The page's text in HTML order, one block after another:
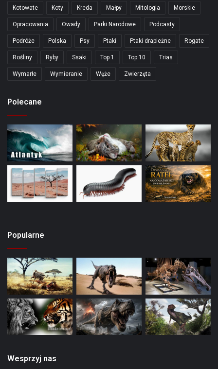
Kotowate Koty Kreda Małpy Mitologia Morskie
Opracowania Owady Parki Narodowe Podcasty
Podróże Polska Psy Ptaki Ptaki drapieżne Rogate
Rośliny Ryby Ssaki Top 1 Top 10 Trias
Wymarłe Wymieranie Węże Zwierzęta
Polecane
Popularne
Wesprzyj nas